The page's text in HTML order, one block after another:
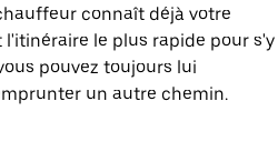
connaît déjà votre
le plus rapide pour s'y
pouvez toujours lui
un autre chemin.